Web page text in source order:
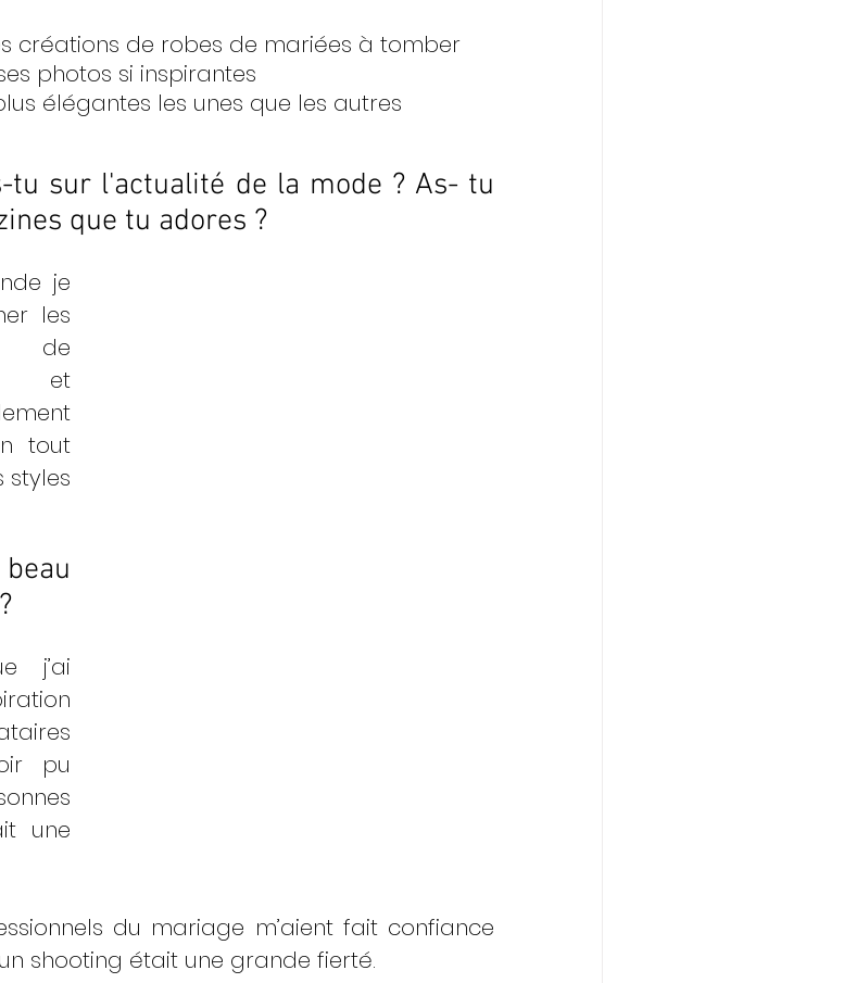
créations de robes de mariées à tomber
photos si inspirantes
élégantes les unes que les autres
tu sur l'actualité de la mode ? As- tu
que tu adores ?
je
les
de
et
tout
styles
j’ai
pu
une
du mariage m’aient fait confiance
shooting était une grande fierté.